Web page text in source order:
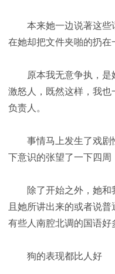
本来她一边说著这些
在她却把文件夹啪的扔在
原本我无意争执，是
激怒人，既然这样，我
负责人。
事情马上发生了戏剧
下意识的张望了一下四周
除了开始之外，她和
且她所讲出来的或者说
有些人南腔北调的国语好
狗的表现都比人好